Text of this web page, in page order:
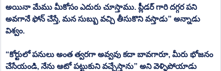
అయినా మేము మీకోసం ఎదురు చూస్తాము. ప్లీడర్ గారి దగ్గర పని
అవగానే ఫోన్ చేస్తే, మన సుబ్బు వచ్చి తీసుకొని వస్తాడు” అన్నాడు
విశ్వం.
“కోర్టులో పనులు అంత త్వరగా అవ్వవు కదా బావగారూ, మీరు భోజనం
చేసేయండి, నేను ఆటో పట్టుకుని వచ్చేస్తాను” అని వెళ్ళిపోయాడు